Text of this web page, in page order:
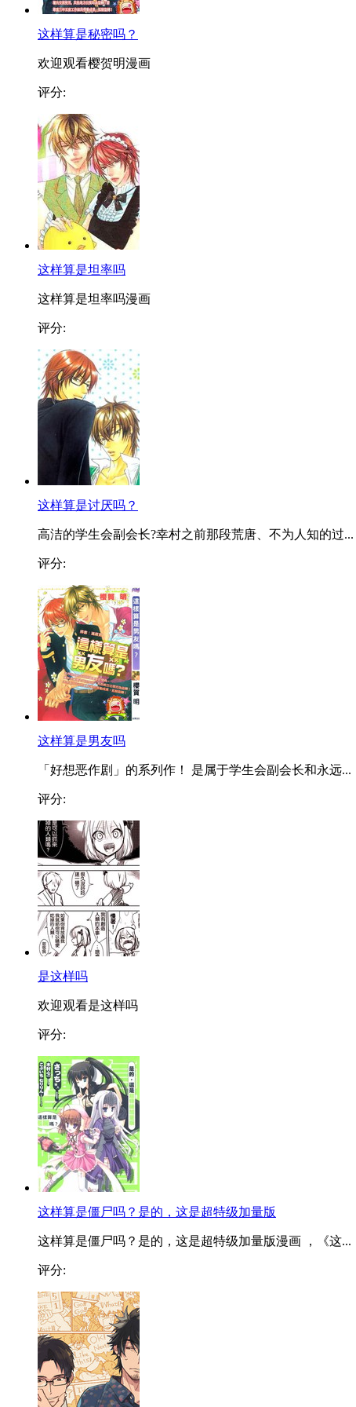
这样算是秘密吗？
欢迎观看樱贺明漫画
评分:
这样算是坦率吗
这样算是坦率吗漫画
评分:
这样算是讨厌吗？
高洁的学生会副会长?幸村之前那段荒唐、不为人知的过...
评分:
这样算是男友吗
「好想恶作剧」的系列作！ 是属于学生会副会长和永远...
评分:
是这样吗
欢迎观看是这样吗
评分:
这样算是僵尸吗？是的，这是超特级加量版
这样算是僵尸吗？是的，这是超特级加量版漫画 ，《这...
评分: